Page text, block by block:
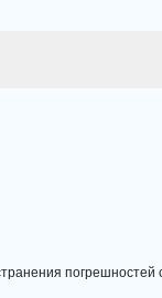
погрешностей